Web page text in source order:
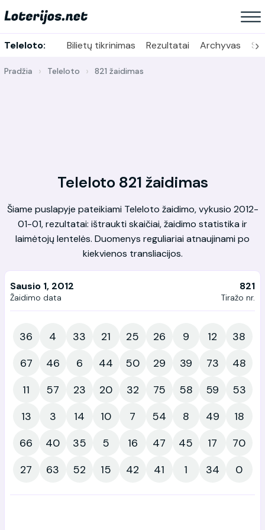
Teleloto: Bilietų tikrinimas Rezultatai Archyvas ›
Pradžia Teleloto 821 žaidimas
Teleloto 821 žaidimas
Šiame puslapyje pateikiami Teleloto žaidimo, vykusio 2012-
01-01, rezultatai: ištraukti skaičiai, žaidimo statistika ir
laimėtojų lentelės. Duomenys reguliariai atnaujinami po
kiekvienos transliacijos.
Sausio 1, 2012
Žaidimo data
821
Tiražo nr.
36 4 33 21 25 26 9 12
38
67
46 6 44 50 29 39 73
48
11
57 23 20 32 75 58 59
53
13
3 14 10 7 54 8 49
18
66
40 35 5 16 47 45 17
70
27
63 52 15 42 41 1 34 0